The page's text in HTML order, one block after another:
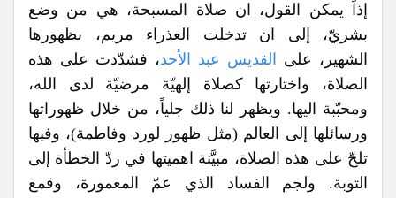
إذاً يمكن القول، ان صلاة المسبحة، هي من وضع
بشريّ، إلى ان تدخلت العذراء مريم، بظهورها
الشهير، على
القديس عبد الأحد، فشدّدت على هذه
الصلاة، واختارتها كصلاة إلهيّة مرضيّة لدى الله،
ومحبّبة اليها. ويظهر لنا ذلك جلياً، من خلال ظهوراتها
ورسائلها إلى العالم (مثل ظهور لورد وفاطمة)، وفيها
تلحّ على هذه الصلاة، مبيَّنة اهميتها في ردّ الخطأة إلى
التوبة. ولجم الفساد الذي عمّ المعمورة، وقمع